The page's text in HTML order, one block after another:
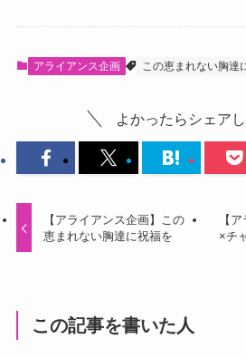
アライアンス企画 この恵まれない胸達
よかったらシェアし
【アライアンス企画】この
恵まれない胸達に祝福を
【
×チ
この記事を書いた人